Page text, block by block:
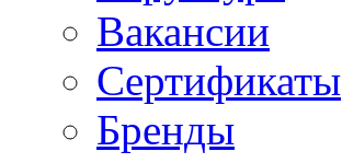
Вакансии
Сертификаты
Бренды